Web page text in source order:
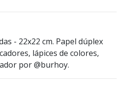
- 22x22 cm. Papel dúplex
lápices de colores,
por @burhoy.